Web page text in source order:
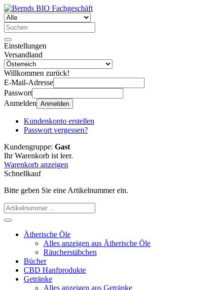
Einstellungen
Versandland
Willkommen zurück!
E-Mail-Adresse
Passwort
Anmelden Anmelden
Kundenkonto erstellen
Passwort vergessen?
Kundengruppe: Gast
Ihr Warenkorb ist leer.
Warenkorb anzeigen
Schnellkauf
Bitte geben Sie eine Artikelnummer ein.
Ätherische Öle
Alles anzeigen aus Ätherische Öle
Räucherstäbchen
Bücher
CBD Hanfprodukte
Getränke
Alles anzeigen aus Getränke